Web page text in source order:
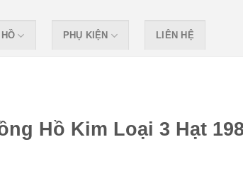
PHỤ KIỆN LIÊN HỆ
Hồ Kim Loại 3 Hạt